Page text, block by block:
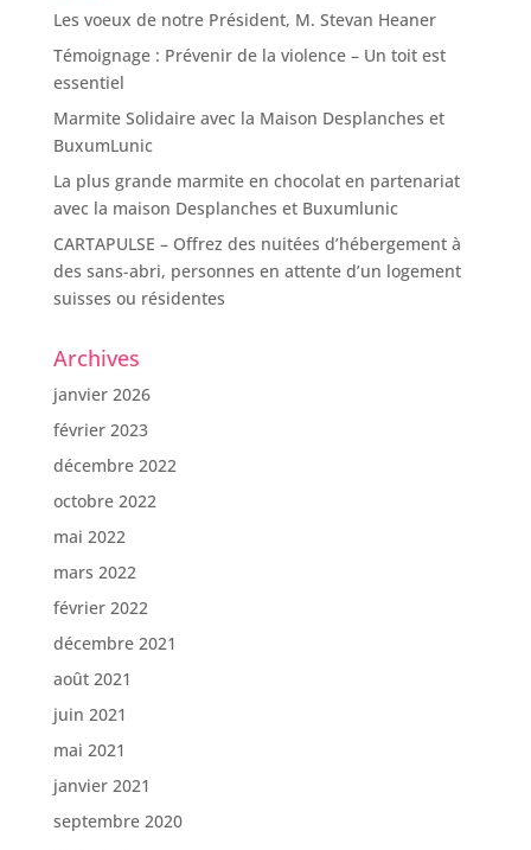
Les voeux de notre Président, M. Stevan Heaner
Témoignage : Prévenir de la violence – Un toit est
essentiel
Marmite Solidaire avec la Maison Desplanches et
BuxumLunic
La plus grande marmite en chocolat en partenariat
avec la maison Desplanches et Buxumlunic
CARTAPULSE – Offrez des nuitées d’hébergement à
des sans-abri, personnes en attente d’un logement
suisses ou résidentes
Archives
janvier 2026
février 2023
décembre 2022
octobre 2022
mai 2022
mars 2022
février 2022
décembre 2021
août 2021
juin 2021
mai 2021
janvier 2021
septembre 2020